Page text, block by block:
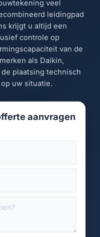
veel
leidingpad
krijgt u altijd een
controle op
van de
als Daikin,
plaatsing technisch
uw situatie.
aanvragen